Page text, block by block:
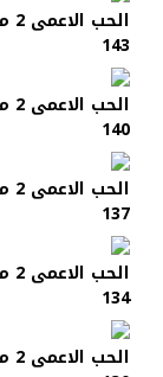
143
140
137
134